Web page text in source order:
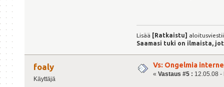
Lisää [Ratkaistu]
Saamasi tuki on ilmaista,
foaly
Käyttäjä
Vs: Ongelmia
« Vastaus #5 : 12.05.08 -